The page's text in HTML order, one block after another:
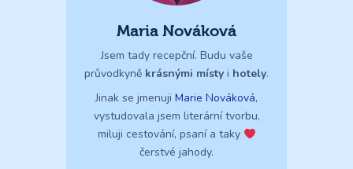
Maria Nováková
Jsem tady recepční. Budu vaše
průvodkyně krásnými místy i hotely.
Jinak se jmenuji Marie Nováková,
vystudovala jsem literární tvorbu,
miluji cestování, psaní a taky
čerstvé jahody.